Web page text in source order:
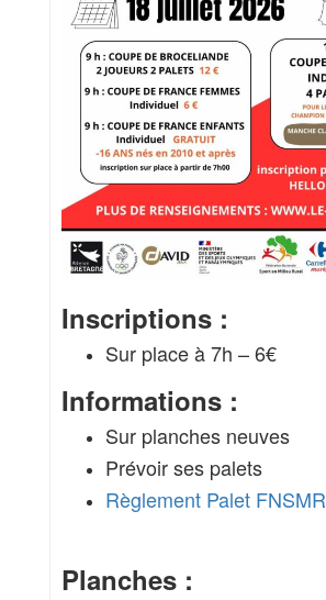
Inscriptions :
Sur place à 7h – 6€
Informations :
Sur planches neuves
Prévoir ses palets
Règlement Palet FNSMR
Planches :